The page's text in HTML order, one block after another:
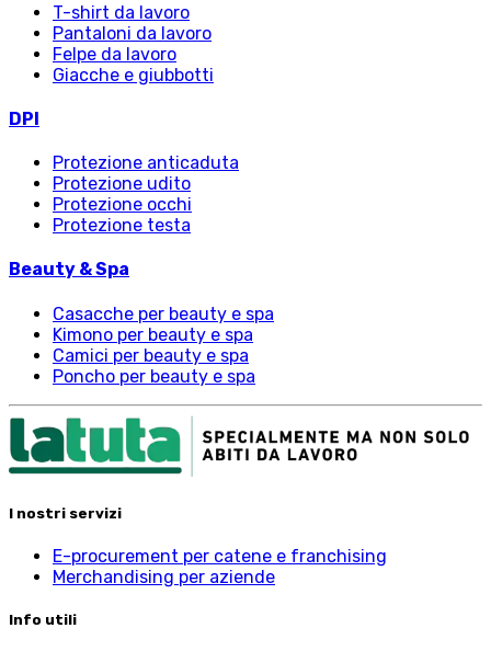
T-shirt da lavoro
Pantaloni da lavoro
Felpe da lavoro
Giacche e giubbotti
DPI
Protezione anticaduta
Protezione udito
Protezione occhi
Protezione testa
Beauty & Spa
Casacche per beauty e spa
Kimono per beauty e spa
Camici per beauty e spa
Poncho per beauty e spa
I nostri servizi
E-procurement per catene e franchising
Merchandising per aziende
Info utili